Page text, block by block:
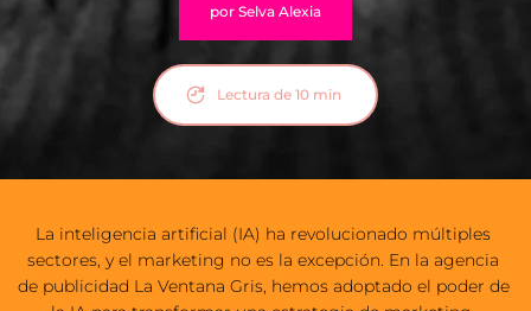
por Selva Alexia
Lectura de 10 min
La inteligencia artificial (IA) ha revolucionado múltiples
sectores, y el marketing no es la excepción. En la agencia
de publicidad La Ventana Gris, hemos adoptado el poder de